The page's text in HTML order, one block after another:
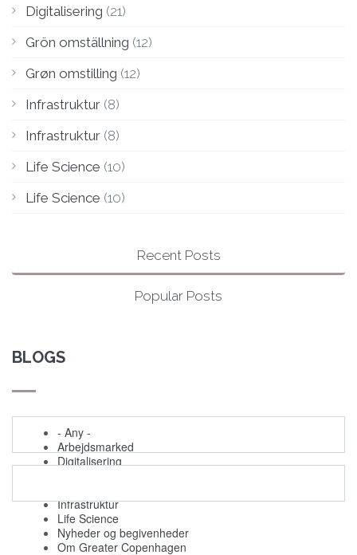
Digitalisering (21)
Grön omställning (12)
Grøn omstilling (12)
Infrastruktur (8)
Infrastruktur (8)
Life Science (10)
Life Science (10)
Recent Posts
Popular Posts
BLOGS
- Any -
Arbejdsmarked
Digitalisering
Infrastruktur
Life Science
Nyheder og begivenheder
Om Greater Copenhagen